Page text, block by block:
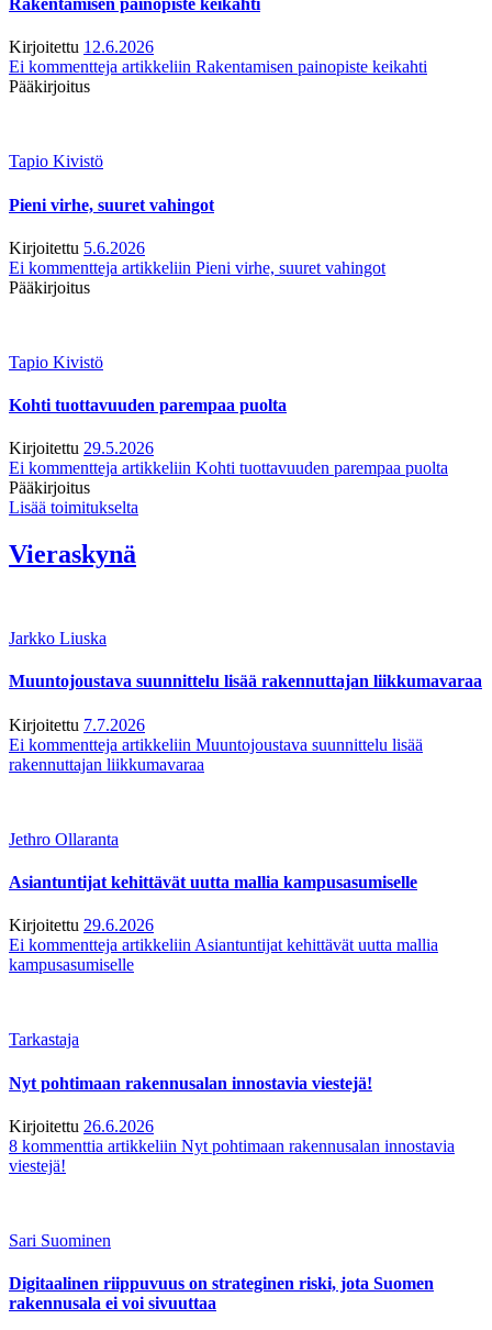
Rakentamisen painopiste keikahti
Kirjoitettu 12.6.2026
Ei kommentteja artikkeliin Rakentamisen painopiste keikahti
Pääkirjoitus
Tapio Kivistö
Pieni virhe, suuret vahingot
Kirjoitettu 5.6.2026
Ei kommentteja artikkeliin Pieni virhe, suuret vahingot
Pääkirjoitus
Tapio Kivistö
Kohti tuottavuuden parempaa puolta
Kirjoitettu 29.5.2026
Ei kommentteja artikkeliin Kohti tuottavuuden parempaa puolta
Pääkirjoitus
Lisää toimitukselta
Vieraskynä
Jarkko Liuska
Muuntojoustava suunnittelu lisää rakennuttajan liikkumavaraa
Kirjoitettu 7.7.2026
Ei kommentteja artikkeliin Muuntojoustava suunnittelu lisää
rakennuttajan liikkumavaraa
Jethro Ollaranta
Asiantuntijat kehittävät uutta mallia kampusasumiselle
Kirjoitettu 29.6.2026
Ei kommentteja artikkeliin Asiantuntijat kehittävät uutta mallia
kampusasumiselle
Tarkastaja
Nyt pohtimaan rakennusalan innostavia viestejä!
Kirjoitettu 26.6.2026
8 kommenttia artikkeliin Nyt pohtimaan rakennusalan innostavia
viestejä!
Sari Suominen
Digitaalinen riippuvuus on strateginen riski, jota Suomen
rakennusala ei voi sivuuttaa